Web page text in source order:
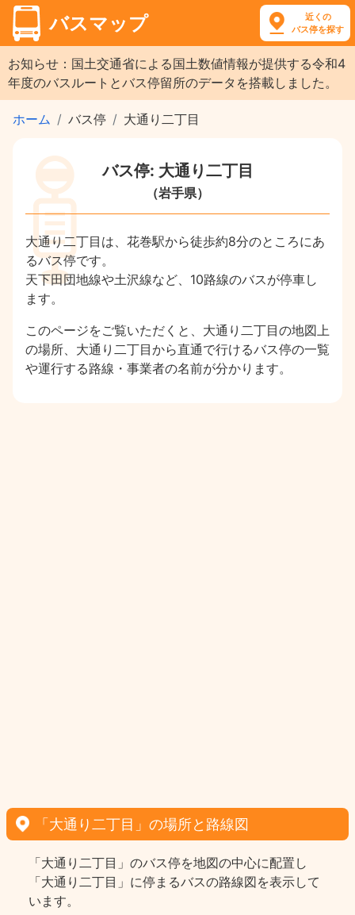
バスマップ
近くの
バス停を探す
お知らせ：国土交通省による国土数値情報が提供する令和4
年度のバスルートとバス停留所のデータを搭載しました。
ホーム バス停 大通り二丁目
バス停: 大通り二丁目
（岩手県）
大通り二丁目は、花巻駅から徒歩約8分のところにあ
るバス停です。
天下田団地線や土沢線など、10路線のバスが停車し
ます。
このページをご覧いただくと、大通り二丁目の地図上
の場所、大通り二丁目から直通で行けるバス停の一覧
や運行する路線・事業者の名前が分かります。
「大通り二丁目」の場所と路線図
「大通り二丁目」のバス停を地図の中心に配置し
「大通り二丁目」に停まるバスの路線図を表示して
います。